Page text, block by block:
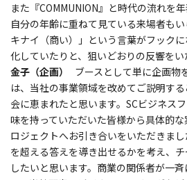
また『COMMUNION』と時代の流れを
自分の年齢に重ねて見ている来場者も
キナイ（商い）」という言葉がフック
化していたりと、狙いどおりの反響をい
金子（企画）
ブースとして単に企画物
は、当社の事業領域を改めてご説明す
会に恵まれたと思います。SCビジネス
味を持っていただいた皆様から具体的
ロジェクトへお引き合いをいただきま
を超える答えを導き出せるかを考え、
したいと思います。商業の関係者が一